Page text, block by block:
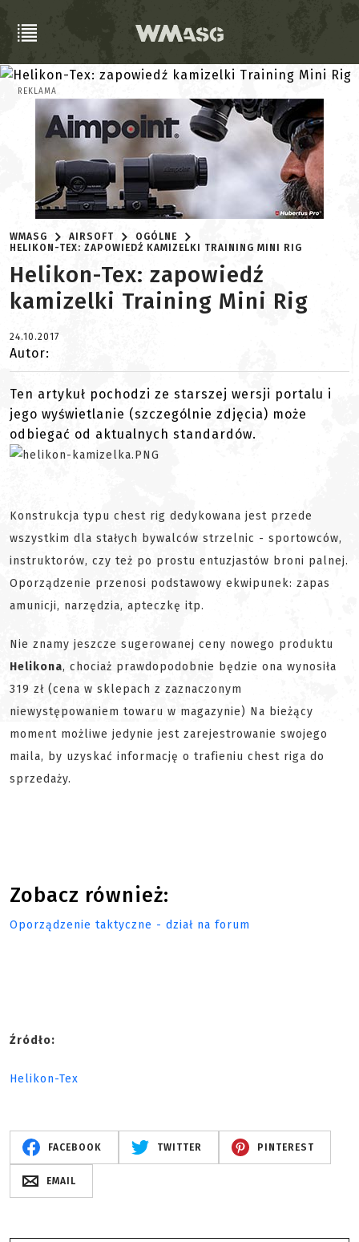
REKLAMA
WMASG AIRSOFT
OGÓLNE
HELIKON-TEX: ZAPOWIEDŹ KAMIZELKI TRAINING MINI RIG
Helikon-Tex: zapowiedź
kamizelki Training Mini Rig
24.10.2017
Autor:
Ten artykuł pochodzi ze starszej wersji portalu i
jego wyświetlanie (szczególnie zdjęcia) może
odbiegać od aktualnych standardów.
Konstrukcja typu chest rig dedykowana jest przede
wszystkim dla stałych bywalców strzelnic - sportowców,
instruktorów, czy też po prostu entuzjastów broni palnej.
Oporządzenie przenosi podstawowy ekwipunek: zapas
amunicji, narzędzia, apteczkę itp.
Nie znamy jeszcze sugerowanej ceny nowego produktu
Helikona, chociaż prawdopodobnie będzie ona wynosiła
319 zł (cena w sklepach z zaznaczonym
niewystępowaniem towaru w magazynie) Na bieżący
moment możliwe jedynie jest zarejestrowanie swojego
maila, by uzyskać informację o trafieniu chest riga do
sprzedaży.
Zobacz również:
Oporządzenie taktyczne - dział na forum
Źródło:
Helikon-Tex
FACEBOOK TWITTER PINTEREST
EMAIL